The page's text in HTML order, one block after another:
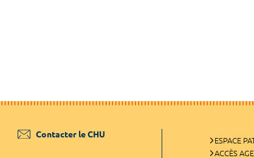
Contacter le CHU
ESPACE
ACCÈS